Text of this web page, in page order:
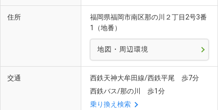
住所
福岡県福岡市南区那の川２丁目2号3番
1（地番）
地図・周辺環境
交通
西鉄天神大牟田線/西鉄平尾 歩7分
西鉄バス/那の川 歩1分
乗り換え検索